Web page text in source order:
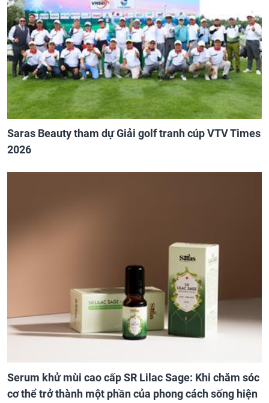
Saras Beauty tham dự Giải golf tranh cúp VTV Times
2026
Serum khử mùi cao cấp SR Lilac Sage: Khi chăm sóc
cơ thể trở thành một phần của phong cách sống hiện